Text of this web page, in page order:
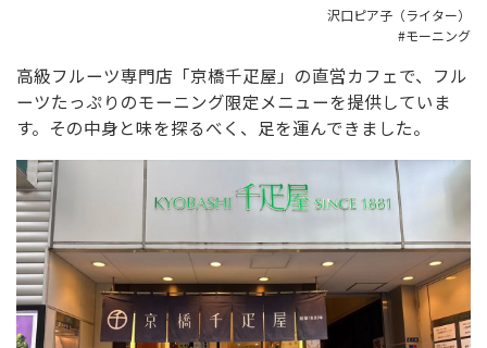
沢口ピア子（ライター）
モーニング
高級フルーツ専門店「京橋千疋屋」の直営カフェで、フル
ーツたっぷりのモーニング限定メニューを提供していま
す。その中身と味を探るべく、足を運んできました。